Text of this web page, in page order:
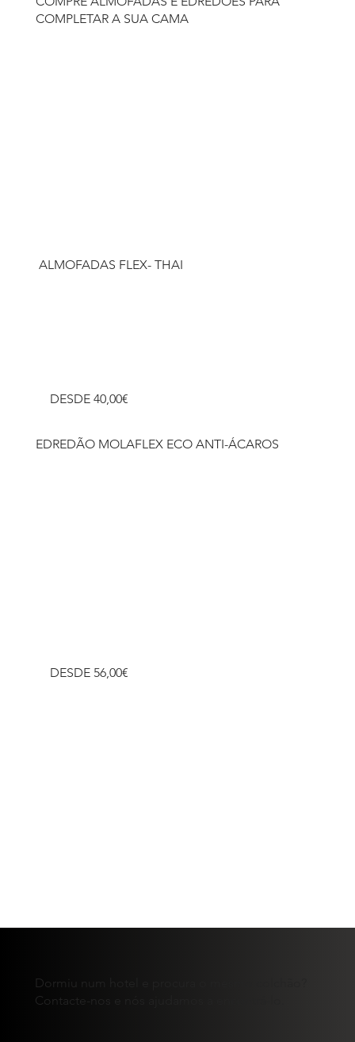
COMPLETAR A SUA CAMA
ALMOFADAS FLEX- THAI
DESDE 40,00€
EDREDÃO MOLAFLEX ECO ANTI-ÁCAROS
DESDE 56,00€
Dormiu num hotel e procura o mesmo colchão?
Contacte-nos e nós ajudamos a encontrá-lo.